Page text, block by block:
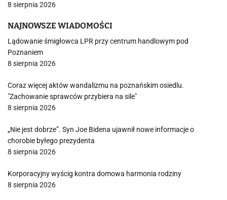
8 sierpnia 2026
NAJNOWSZE WIADOMOŚCI
Lądowanie śmigłowca LPR przy centrum handlowym pod
Poznaniem
8 sierpnia 2026
Coraz więcej aktów wandalizmu na poznańskim osiedlu.
"Zachowanie sprawców przybiera na sile"
8 sierpnia 2026
„Nie jest dobrze”. Syn Joe Bidena ujawnił nowe informacje o
chorobie byłego prezydenta
8 sierpnia 2026
Korporacyjny wyścig kontra domowa harmonia rodziny
8 sierpnia 2026